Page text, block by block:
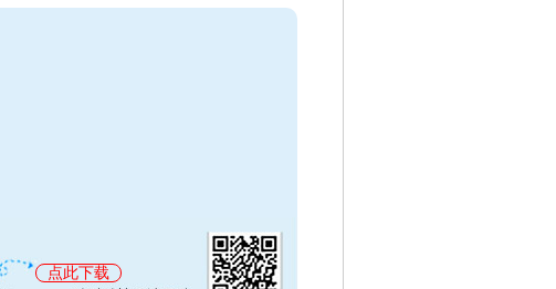
点此下载